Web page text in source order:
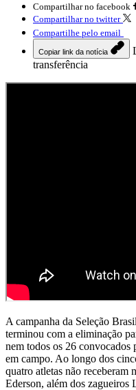
Compartilhar no facebook
Compartilhar no twitter
Compartilhe pelo email
Copiar link da notícia
transferência
A campanha da Seleção
terminou com a eliminação
nem todos os 26
em campo. Ao longo dos
quatro atletas não receberam
Ederson, além dos zagueiros